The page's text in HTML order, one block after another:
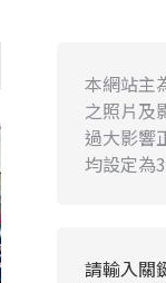
本網站主
之照片及
過大影響
均設定為
請輸入關